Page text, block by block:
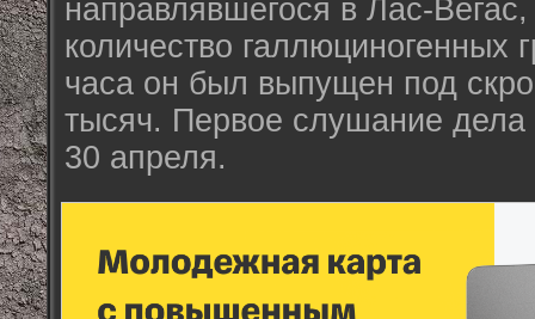
направлявшегося в Лас-
количество галлюциногенных
часа он был выпущен под
тысяч. Первое слушание дела
30 апреля.